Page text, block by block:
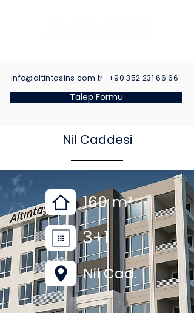
info@altintasins.com.tr +90 352 231 66 66
Talep Formu
Nil Caddesi
160 m²
3+1
Nil Cad.